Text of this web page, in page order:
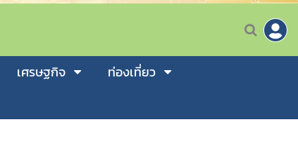
เศรษฐกิจ
ท่องเที่ยว